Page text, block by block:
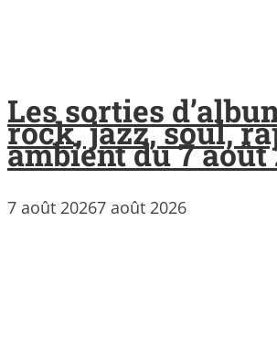
Les sorties
rock, jazz, soul,
ambient du 7 août
7 août 20267 août 2026